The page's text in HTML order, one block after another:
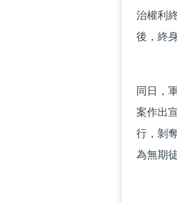
治權利
後，終
同日，
案作出
行，剝
為無期